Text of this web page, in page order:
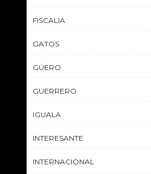
FISCALIA
GATOS
GÜERO
GUERRERO
IGUALA
INTERESANTE
INTERNACIONAL